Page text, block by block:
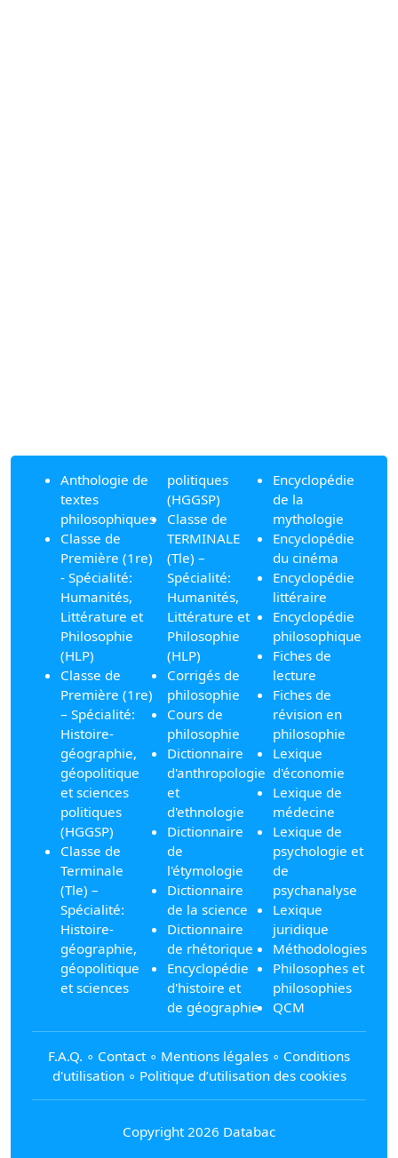
Anthologie de
textes
philosophiques
Classe de
Première (1re)
- Spécialité:
Humanités,
Littérature et
Philosophie
(HLP)
Classe de
Première (1re)
– Spécialité:
Histoire-
géographie,
géopolitique
et sciences
politiques
(HGGSP)
Classe de
Terminale
(Tle) –
Spécialité:
Histoire-
géographie,
géopolitique
et sciences
politiques
(HGGSP)
Classe de
TERMINALE
(Tle) –
Spécialité:
Humanités,
Littérature et
Philosophie
(HLP)
Corrigés de
philosophie
Cours de
philosophie
Dictionnaire
d'anthropologie
et
d'ethnologie
Dictionnaire
de
l'étymologie
Dictionnaire
de la science
Dictionnaire
de rhétorique
Encyclopédie
d'histoire et
de géographie
Encyclopédie
de la
mythologie
Encyclopédie
du cinéma
Encyclopédie
littéraire
Encyclopédie
philosophique
Fiches de
lecture
Fiches de
révision en
philosophie
Lexique
d'économie
Lexique de
médecine
Lexique de
psychologie et
de
psychanalyse
Lexique
juridique
Méthodologies
Philosophes et
philosophies
QCM
F.A.Q. ∘ Contact ∘ Mentions légales ∘ Conditions
d'utilisation∘ Politique d’utilisation des cookies
Copyright 2026 Databac